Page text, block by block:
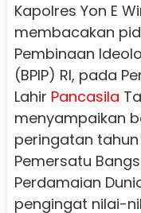
Kapolres Yon E
membacakan
Pembinaan
(BPIP) RI, pada
Lahir Pancasila
menyampaikan
peringatan tahun
Pemersatu
Perdamaian
pengingat nilai-